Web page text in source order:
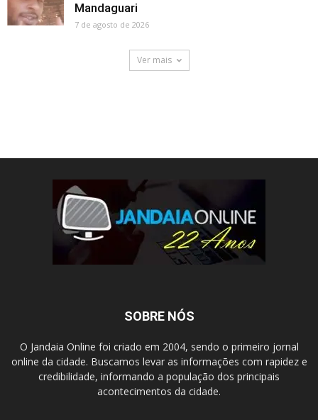
Mandaguari
7 de agosto de 2026
Ver mais
SOBRE NÓS
O Jandaia Online foi criado em 2004, sendo o primeiro jornal
online da cidade. Buscamos levar as informações com rapidez e
credibilidade, informando a população dos principais
acontecimentos da cidade.